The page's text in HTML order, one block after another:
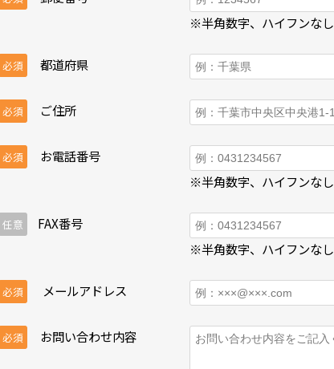
※半角数字、ハイフンなし
必須 都道府県
必須 ご住所
必須
お電話番号
※半角数字、ハイフンなし
任意
FAX番号
※半角数字、ハイフンなし
必須 メールアドレス
必須 お問い合わせ内容